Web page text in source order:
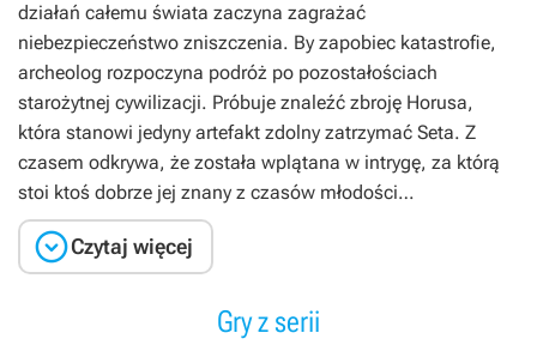
działań całemu świata zaczyna zagrażać
niebezpieczeństwo zniszczenia. By zapobiec katastrofie,
archeolog rozpoczyna podróż po pozostałościach
starożytnej cywilizacji. Próbuje znaleźć zbroję Horusa,
która stanowi jedyny artefakt zdolny zatrzymać Seta. Z
czasem odkrywa, że została wplątana w intrygę, za którą
stoi ktoś dobrze jej znany z czasów młodości…
Czytaj więcej
Gry z serii